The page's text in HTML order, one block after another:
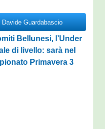
Davide Guardabascio
Bellunesi, l’Under
di livello: sarà nel
Primavera 3